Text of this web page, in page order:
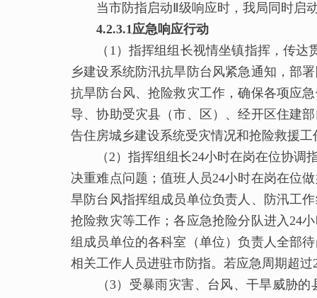
当市防指启动Ⅱ级响应时，我局同时启
4.2.3.1应急响应行动
（1）指挥组组长视情坐镇指挥，传达
乡建设系统防汛抗旱防台风紧急通知，部
抗旱防台风、抢险救灾工作，确保各项应
导、协助受灾县（市、区）、经开区住建
告住房城乡建设系统受灾情况和抢险救援
（2）指挥组组长24小时在岗在位协调指
决重难点问题；值班人员24小时在岗在位
旱防台风指挥组成员单位负责人、防汛工
抢险救灾等工作；各应急抢险分队进入24
组成员单位的各科室（单位）负责人全部
相关工作人员进驻市防指。若应急周期超
（3）受暴雨灾害、台风、干旱威胁的